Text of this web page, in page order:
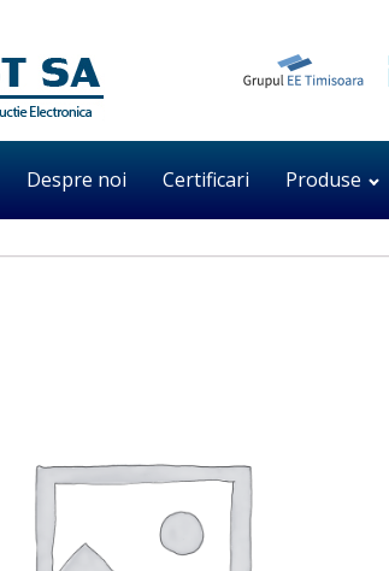
Despre noi Certificari Produse